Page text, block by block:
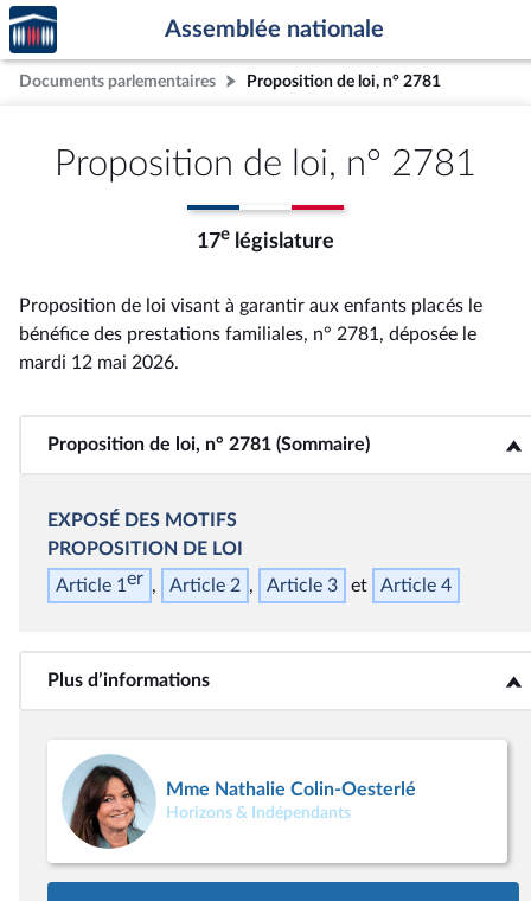
Aller au contenu
Aller en bas de la page
Accèder
à la
page
d'accueil
Assemblée nationale
Documents parlementaires Proposition de loi, n° 2781
Proposition de loi, n° 2781
17e législature
Proposition de loi visant à garantir aux enfants placés le
bénéfice des prestations familiales, n° 2781 , déposée le
mardi 12 mai 2026.
Proposition de loi, n° 2781 (Sommaire)
<b>Proposition de loi, n° 2781 (Sommaire)</b>
EXPOSÉ DES MOTIFS
PROPOSITION DE LOI
Article 1er Article 2 Article 3 Article 4
Plus d’informations<b>Plus d’informations</b>
Mme Nathalie Colin-Oesterlé
Horizons & Indépendants